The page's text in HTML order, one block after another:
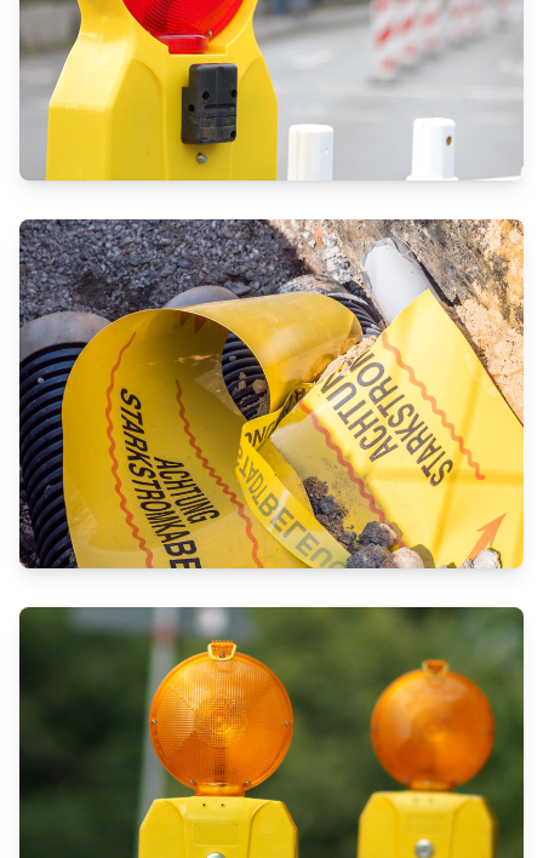
VIELSEITIGER LEITUNGSBAU IM
URBANEN VERSORGUNGSNETZ
ANSPRUCHSVOLLER
STROMNETZAUSBAU IM NIEDER-
UND HOCHSPANNUNGSBEREICH